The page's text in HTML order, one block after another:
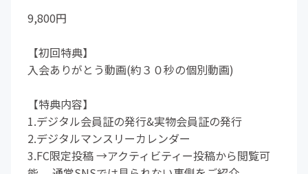
9,800円
【初回特典】
入会ありがとう動画(約３０秒の個別動画)
【特典内容】
1.デジタル会員証の発行&実物会員証の発行
2.デジタルマンスリーカレンダー
3.FC限定投稿 →アクティビティー投稿から閲覧可